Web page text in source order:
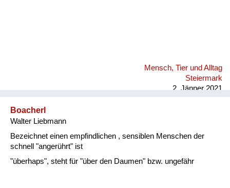
Mensch, Tier und Alltag
Steiermark
2. Jänner 2021
Boacherl
Walter Liebmann
Bezeichnet einen empfindlichen , sensiblen Menschen der
schnell "angerührt" ist
"überhaps", steht für "über den Daumen" bzw. ungefähr